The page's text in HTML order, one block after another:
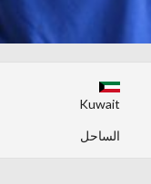
Kuwait
الساحل